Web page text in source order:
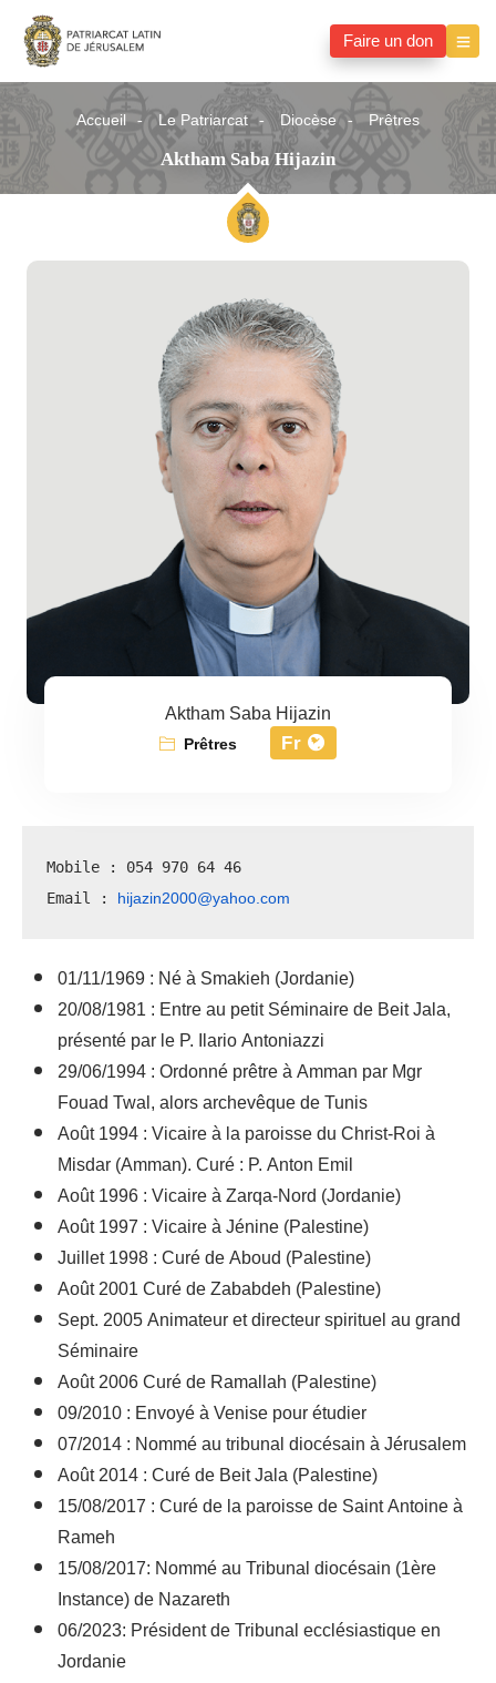
Faire un don
Accueil Le Patriarcat Diocèse Prêtres
Aktham Saba Hijazin
Aktham Saba Hijazin
Prêtres Fr
Mobile : 054 970 64 46
Email : hijazin2000@yahoo.com
01/11/1969 : Né à Smakieh (Jordanie)
20/08/1981 : Entre au petit Séminaire de Beit Jala,
présenté par le P. Ilario Antoniazzi
29/06/1994 : Ordonné prêtre à Amman par Mgr
Fouad Twal, alors archevêque de Tunis
Août 1994 : Vicaire à la paroisse du Christ-Roi à
Misdar (Amman). Curé : P. Anton Emil
Août 1996 : Vicaire à Zarqa-Nord (Jordanie)
Août 1997 : Vicaire à Jénine (Palestine)
Juillet 1998 : Curé de Aboud (Palestine)
Août 2001 Curé de Zababdeh (Palestine)
Sept. 2005 Animateur et directeur spirituel au grand
Séminaire
Août 2006 Curé de Ramallah (Palestine)
09/2010 : Envoyé à Venise pour étudier
07/2014 : Nommé au tribunal diocésain à Jérusalem
Août 2014 : Curé de Beit Jala (Palestine)
15/08/2017 : Curé de la paroisse de Saint Antoine à
Rameh
15/08/2017: Nommé au Tribunal diocésain (1ère
Instance) de Nazareth
06/2023: Président de Tribunal ecclésiastique en
Jordanie